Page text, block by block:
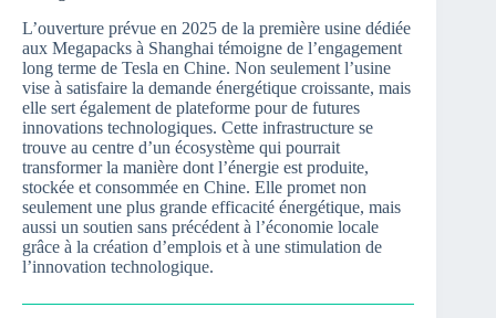
L’ouverture prévue en 2025 de la première usine dédiée
aux Megapacks à Shanghai témoigne de l’engagement
long terme de Tesla en Chine. Non seulement l’usine
vise à satisfaire la demande énergétique croissante, mais
elle sert également de plateforme pour de futures
innovations technologiques. Cette infrastructure se
trouve au centre d’un écosystème qui pourrait
transformer la manière dont l’énergie est produite,
stockée et consommée en Chine. Elle promet non
seulement une plus grande efficacité énergétique, mais
aussi un soutien sans précédent à l’économie locale
grâce à la création d’emplois et à une stimulation de
l’innovation technologique.